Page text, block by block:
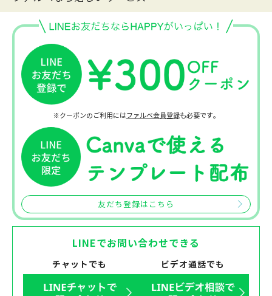
※クーポンのご利用にはファルベ会員登録も必要です。
友だち登録はこちら
LINEでお問い合わせできる
チャットでも ビデオ通話でも